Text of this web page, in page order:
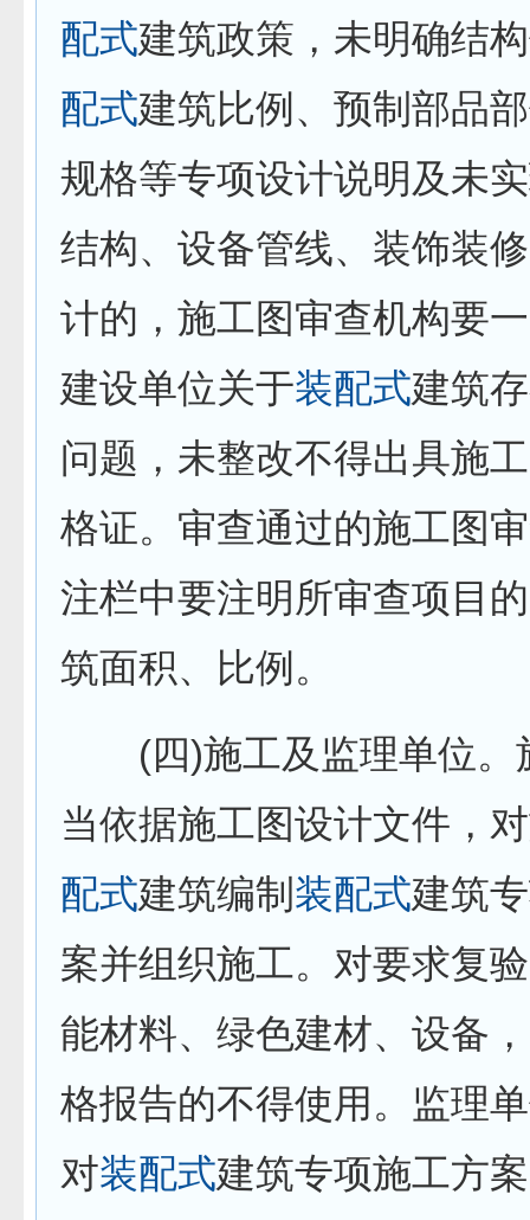
配式建筑政策，未明确结
配式建筑比例、预制部品
规格等专项设计说明及未
结构、设备管线、装饰装
计的，施工图审查机构要
建设单位关于装配式建筑
问题，未整改不得出具施
格证。审查通过的施工图
注栏中要注明所审查项目的
筑面积、比例。
(四)施工及监理单位。
当依据施工图设计文件，
配式建筑编制 装配式建筑
案并组织施工。对要求复
能材料、绿色建材、设备
格报告的不得使用。监理
对装配式建筑专项施工方